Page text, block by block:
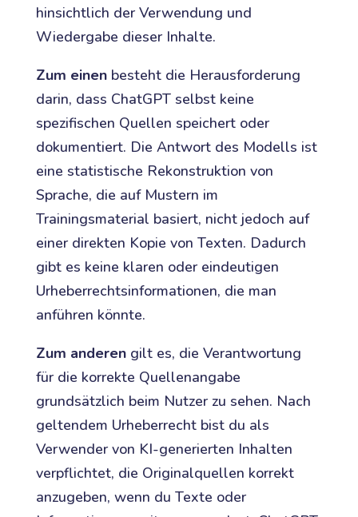
hinsichtlich der Verwendung und
Wiedergabe dieser Inhalte.
Zum einenbesteht die Herausforderung
darin, dass ChatGPT selbst keine
spezifischen Quellen speichert oder
dokumentiert. Die Antwort des Modells ist
eine statistische Rekonstruktion von
Sprache, die auf Mustern im
Trainingsmaterial basiert, nicht jedoch auf
einer direkten Kopie von Texten. Dadurch
gibt es keine klaren oder eindeutigen
Urheberrechtsinformationen, die man
anführen könnte.
Zum anderengilt es, die Verantwortung
für die korrekte Quellenangabe
grundsätzlich beim Nutzer zu sehen. Nach
geltendem Urheberrecht bist du als
Verwender von KI-generierten Inhalten
verpflichtet, die Originalquellen korrekt
anzugeben, wenn du Texte oder